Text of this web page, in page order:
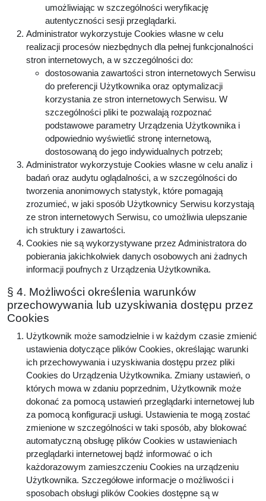
umożliwiając w szczególności weryfikację
autentyczności sesji przeglądarki.
Administrator wykorzystuje Cookies własne w celu
realizacji procesów niezbędnych dla pełnej funkcjonalności
stron internetowych, a w szczególności do:
dostosowania zawartości stron internetowych Serwisu
do preferencji Użytkownika oraz optymalizacji
korzystania ze stron internetowych Serwisu. W
szczególności pliki te pozwalają rozpoznać
podstawowe parametry Urządzenia Użytkownika i
odpowiednio wyświetlić stronę internetową,
dostosowaną do jego indywidualnych potrzeb;
Administrator wykorzystuje Cookies własne w celu analiz i
badań oraz audytu oglądalności, a w szczególności do
tworzenia anonimowych statystyk, które pomagają
zrozumieć, w jaki sposób Użytkownicy Serwisu korzystają
ze stron internetowych Serwisu, co umożliwia ulepszanie
ich struktury i zawartości.
Cookies nie są wykorzystywane przez Administratora do
pobierania jakichkolwiek danych osobowych ani żadnych
informacji poufnych z Urządzenia Użytkownika.
§ 4. Możliwości określenia warunków
przechowywania lub uzyskiwania dostępu przez
Cookies
Użytkownik może samodzielnie i w każdym czasie zmienić
ustawienia dotyczące plików Cookies, określając warunki
ich przechowywania i uzyskiwania dostępu przez pliki
Cookies do Urządzenia Użytkownika. Zmiany ustawień, o
których mowa w zdaniu poprzednim, Użytkownik może
dokonać za pomocą ustawień przeglądarki internetowej lub
za pomocą konfiguracji usługi. Ustawienia te mogą zostać
zmienione w szczególności w taki sposób, aby blokować
automatyczną obsługę plików Cookies w ustawieniach
przeglądarki internetowej bądź informować o ich
każdorazowym zamieszczeniu Cookies na urządzeniu
Użytkownika. Szczegółowe informacje o możliwości i
sposobach obsługi plików Cookies dostępne są w